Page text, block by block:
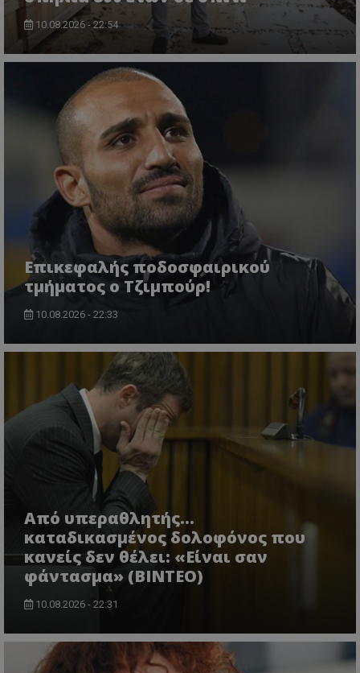
10.08.2026 - 22:54
Επικεφαλής ποδοσφαιρικού
τμήματος ο Τζιμπούρ!
10.08.2026 - 22:33
Από υπεραθλητής...
καταδικασμένος δολοφόνος που
κανείς δεν θέλει: «Είναι σαν
φάντασμα» (BINTEO)
10.08.2026 - 22:31